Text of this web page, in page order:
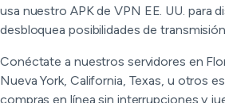
usa nuestro APK de VPN EE. UU. para
desbloquea posibilidades de
Conéctate a nuestros servidores en
Nueva York, California, Texas, u otros
compras en línea sin interrupciones y